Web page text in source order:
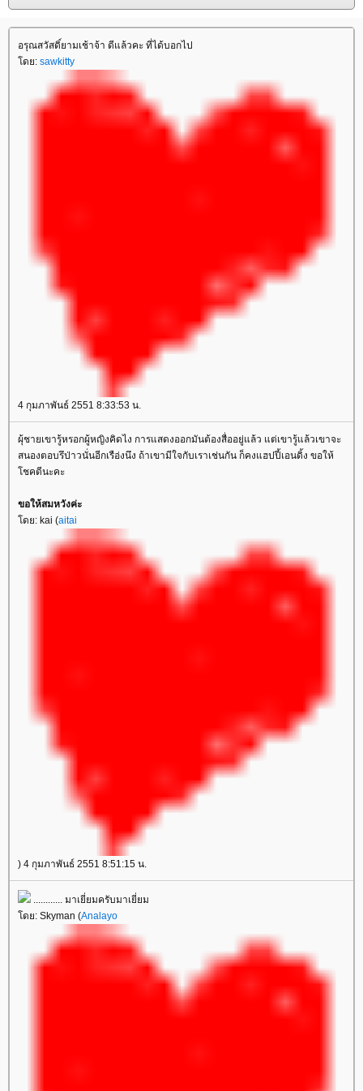
อรุณสวัสดิ์ยามเช้าจ้า ดีแล้วคะ ที่ได้บอกไป
ดย: sawkitty
4 กุมภาพันธ์ 2551 8:33:53 น.
ผุ้ชายเขารู้หรอกผู้หญิงคิดไง การแสดงออกมันต้องสื่ออยู่แล้ว แต่เขารู้แล้วเขาจะ
สนองตอบรึป่าวนั่นอีกเรือ่งนึง ถ้าเขามีใจกับเราเช่นกัน ก็คงแฮปปี้เอนดิ้ง ขอให้
ชคดีนะคะ
ขอให้สมหวังค่ะ
ดย: kai (aitai
) 4 กุมภาพันธ์ 2551 8:51:15 น.
............ มาเยี่ยมครับมาเยี่ยม
ดย: Skyman (Analayo